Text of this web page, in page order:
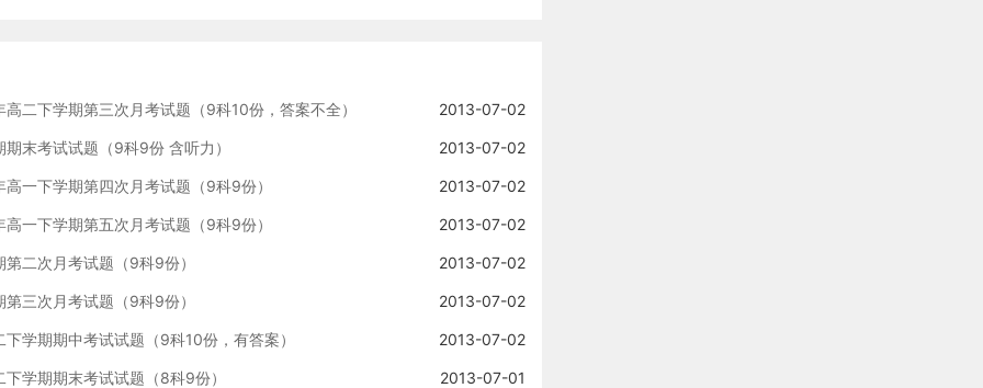
2013-07-02
二下学期第三次月考试题（9科10份，答案不全）
2013-07-02
末考试试题（9科9份 含听力）
2013-07-02
一下学期第四次月考试题（9科9份）
2013-07-02
一下学期第五次月考试题（9科9份）
2013-07-02
二次月考试题（9科9份）
2013-07-02
三次月考试题（9科9份）
2013-07-02
学期期中考试试题（9科10份，有答案）
2013-07-01
学期期末考试试题（8科9份）